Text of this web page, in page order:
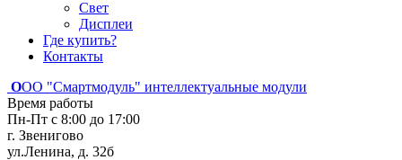
Свет
Дисплеи
Где купить?
Контакты
ООО "Смартмодуль" интеллектуальные модули
Время работы
Пн-Пт с 8:00 до 17:00
г. Звенигово
ул.Ленина, д. 32б